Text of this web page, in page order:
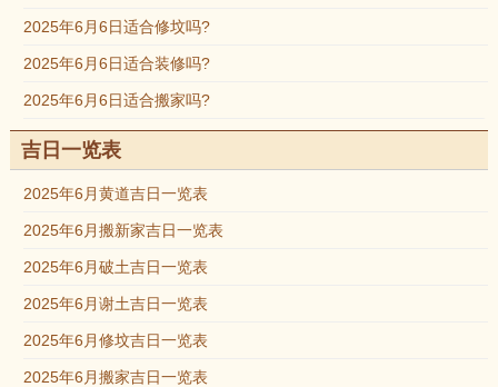
2025年6月6日适合修坟吗?
2025年6月6日适合装修吗?
2025年6月6日适合搬家吗?
吉日一览表
2025年6月黄道吉日一览表
2025年6月搬新家吉日一览表
2025年6月破土吉日一览表
2025年6月谢土吉日一览表
2025年6月修坟吉日一览表
2025年6月搬家吉日一览表